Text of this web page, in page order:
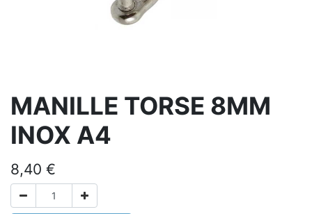
MANILLE TORSE 8MM
INOX A4
8,40 €